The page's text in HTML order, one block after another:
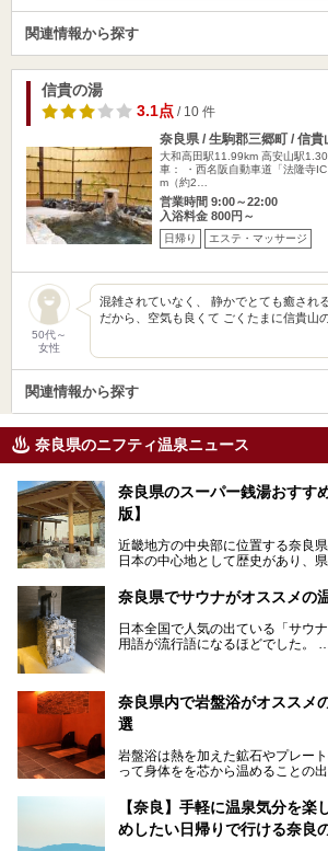
関連情報から探す
信貴の湯
3.1点/ 10 件
奈良県 / 生駒郡三郷町 / 信貴
大和高田駅11.99km 高安山駅
車： ・西名阪自動車道「法隆寺
m（約2…
営業時間 9:00～22:00
入浴料金 800円～
日帰り エステ・マッサージ
50代～
女性
混雑されていなく、 静かでとても癒され
だから、空気も良くて ごくたまに信貴山
関連情報から探す
奈良県のニフティ温泉ニュース
奈良県のスーパー銭湯おすす
版】
近畿地方の中央部に位置する奈良
日本の中心地として歴史があり、
界遺産があり、古代をそこかしこ
そんな奈良県のスーパー銭湯は、
ら、険しい山中にある秘湯までバ
奈良県で評判のスーパー銭湯をご
奈良県でサウナがオススメの
日本全国で人気の出ている「サウ
用語が流行語になるほどでした。
中心部に近いサウナや郊外にある
サウナなど種類も豊富です。
奈良県にあるサウナでリフレッシ
奈良県内で岩盤浴がオススメ
選
岩盤浴は熱を加えた鉱石やプレー
って身体をを芯から温めることの
果だけではなく、代謝が高まり健
待できます。今回はそんな岩盤浴
オススメ温泉・銭湯・スパ3ヶ所を
【奈良】手軽に温泉気分を楽
めしたい日帰りで行ける奈良